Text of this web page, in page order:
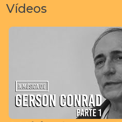
Vídeos